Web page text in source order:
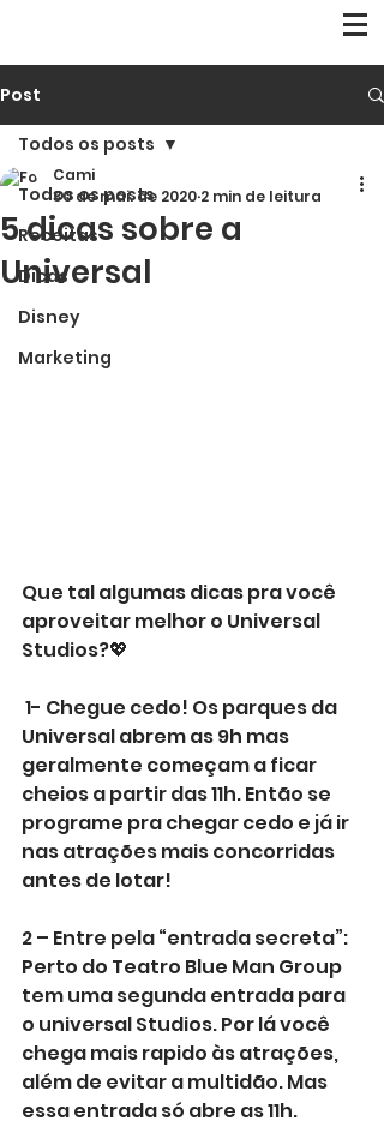
Post
Todos os posts
Receitas
Dicas
Disney
Marketing
Todos os posts
5 dicas sobre a
Universal
Cami
30 de mai. de 2020 2 min de leitura
Que tal algumas dicas pra você
aproveitar melhor o Universal
Studios?💖
Universal abrem as 9h mas
geralmente começam a ficar
cheios a partir das 11h. Então se
programe pra chegar cedo e já ir
nas atrações mais concorridas
antes de lotar!
2 – Entre pela “entrada secreta”:
Perto do Teatro Blue Man Group
tem uma segunda entrada para
o universal Studios. Por lá você
chega mais rapido às atrações,
além de evitar a multidão. Mas
essa entrada só abre as 11h.